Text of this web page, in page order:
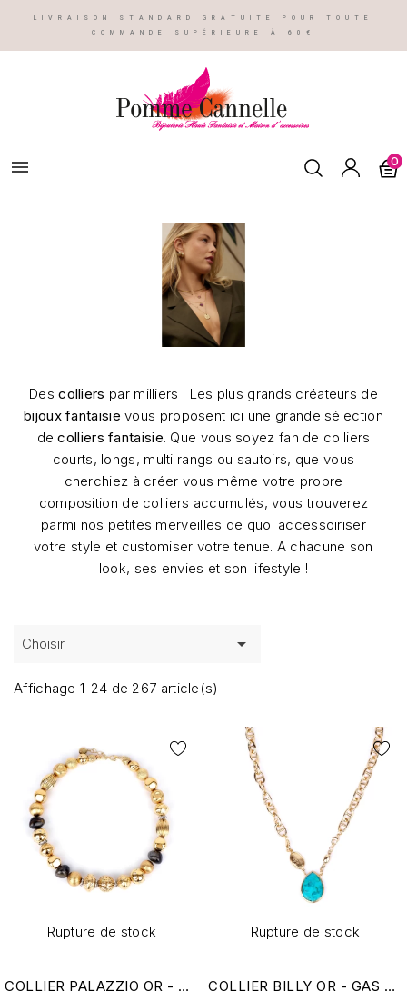
LIVRAISON STANDARD GRATUITE POUR TOUTE
COMMANDE SUPÉRIEURE À 60€
 0
Descolliers par milliers ! Les plus grands créateurs de
bijoux fantaisie vous proposent ici une grande sélection
decolliers fantaisie. Que vous soyez fan de colliers
courts, longs, multi rangs ou sautoirs, que vous
cherchiez à créer vous même votre propre
composition de colliers accumulés, vous trouverez
parmi nos petites merveilles de quoi accessoiriser
votre style et customiser votre tenue. A chacune son
look, ses envies et son lifestyle !
Choisir 
Affichage 1-24 de 267 article(s)
Rupture de stock
COLLIER PALAZZIO OR - GAS BIJOUX
Rupture de stock
COLLIER BILLY OR - GAS BIJOUX